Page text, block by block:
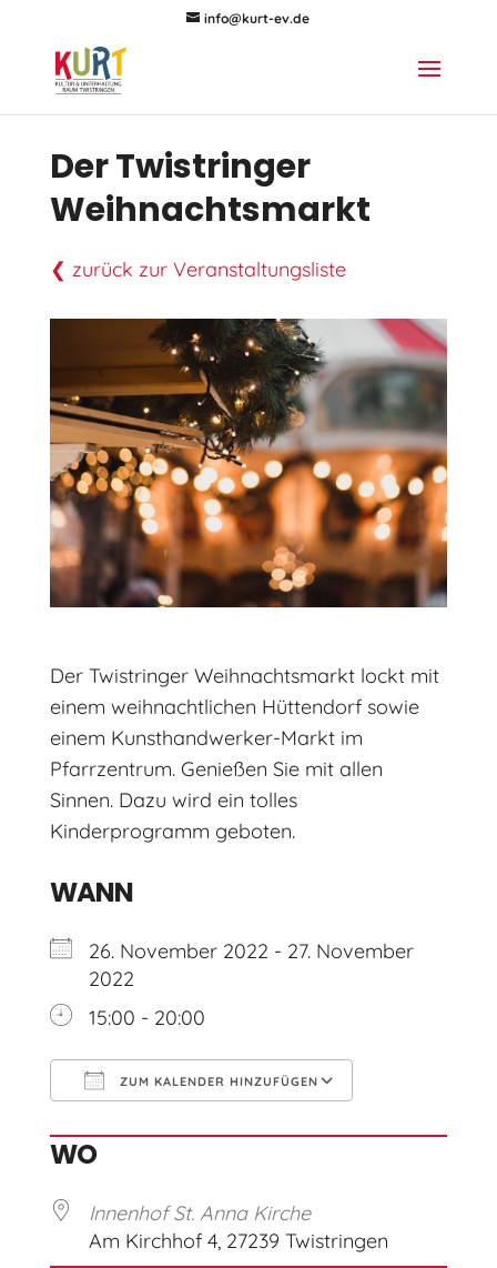
info@kurt-ev.de
Der Twistringer
Weihnachtsmarkt
❮ zurück zur Veranstaltungsliste
Der Twistringer Weihnachtsmarkt lockt mit
einem weihnachtlichen Hüttendorf sowie
einem Kunsthandwerker-Markt im
Pfarrzentrum. Genießen Sie mit allen
Sinnen. Dazu wird ein tolles
Kinderprogramm geboten.
WANN
26. November 2022 - 27. November
2022
15:00 - 20:00
ZUM KALENDER HINZUFÜGEN
WO
Innenhof St. Anna Kirche
Am Kirchhof 4, 27239 Twistringen